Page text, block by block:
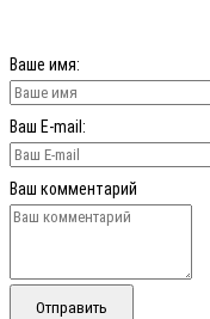
Ваше имя:
Ваш E-mail:
Ваш комментарий
Отправить